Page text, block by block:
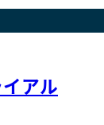
アル